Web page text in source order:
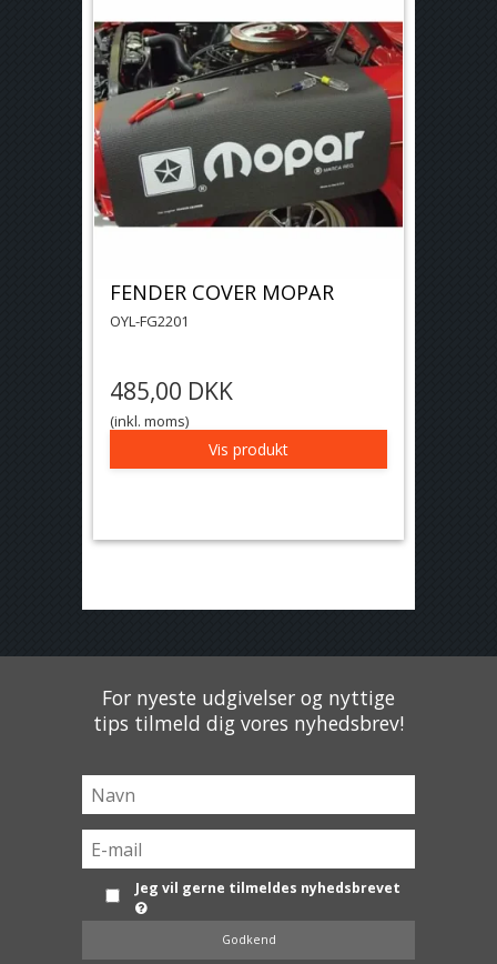
FENDER COVER MOPAR
OYL-FG2201
485,00 DKK
(inkl. moms)
Vis produkt
For nyeste udgivelser og nyttige
tips tilmeld dig vores nyhedsbrev!
Jeg vil gerne tilmeldes nyhedsbrevet
Godkend